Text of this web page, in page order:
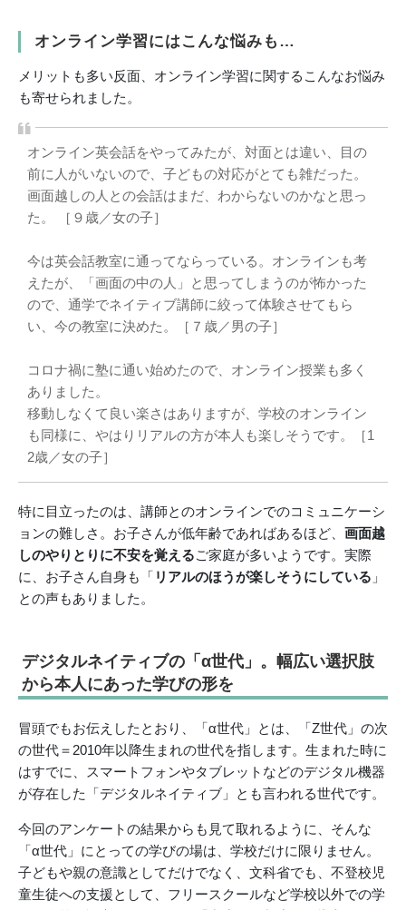
オンライン学習にはこんな悩みも…
メリットも多い反面、オンライン学習に関するこんなお悩み
も寄せられました。
オンライン英会話をやってみたが、対面とは違い、目の
前に人がいないので、子どもの対応がとても雑だった。
画面越しの人との会話はまだ、わからないのかなと思っ
た。 ［９歳／女の子］
今は英会話教室に通ってならっている。オンラインも考
えたが、「画面の中の人」と思ってしまうのが怖かった
ので、通学でネイティブ講師に絞って体験させてもら
い、今の教室に決めた。［７歳／男の子］
コロナ禍に塾に通い始めたので、オンライン授業も多く
ありました。
移動しなくて良い楽さはありますが、学校のオンライン
も同様に、やはりリアルの方が本人も楽しそうです。［1
2歳／女の子］
特に目立ったのは、講師とのオンラインでのコミュニケーシ
ョンの難しさ。お子さんが低年齢であればあるほど、 画面越
しのやりとりに不安を覚えるご家庭が多いようです。実際
に、お子さん自身も「 リアルのほうが楽しそうにしている 」
との声もありました。
デジタルネイティブの「α世代」。幅広い選択肢
から本人にあった学びの形を
冒頭でもお伝えしたとおり、「α世代」とは、「Z世代」の次
の世代＝2010年以降生まれの世代を指します。生まれた時に
はすでに、スマートフォンやタブレットなどのデジタル機器
が存在した「デジタルネイティブ」とも言われる世代です。
今回のアンケートの結果からも見て取れるように、そんな
「α世代」にとっての学びの場は、学校だけに限りません。
子どもや親の意識としてだけでなく、文科省でも、不登校児
童生徒への支援として、フリースクールなど学校以外での学